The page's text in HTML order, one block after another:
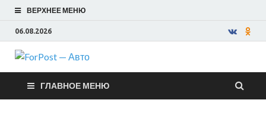
ВЕРХНЕЕ МЕНЮ
06.08.2026
ForPost —
Авто
ГЛАВНОЕ МЕНЮ